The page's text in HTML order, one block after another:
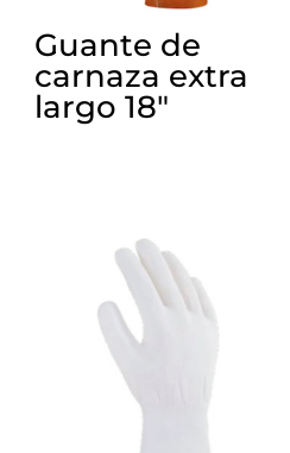
Guante de
carnaza extra
largo 18″